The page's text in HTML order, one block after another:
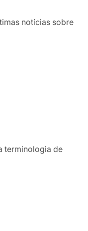
notícias sobre
terminologia de